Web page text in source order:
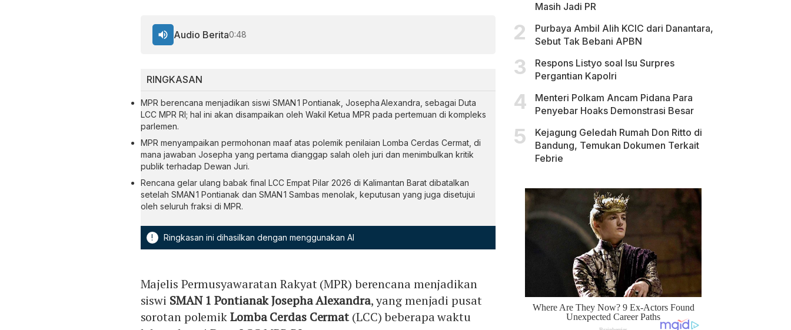
RINGKASAN
MPR berencana menjadikan siswi SMAN 1 Pontianak, Josepha Alexandra, sebagai Duta
LCC MPR RI; hal ini akan disampaikan oleh Wakil Ketua MPR pada pertemuan di kompleks
parlemen.
MPR menyampaikan permohonan maaf atas polemik penilaian Lomba Cerdas Cermat, di
mana jawaban Josepha yang pertama dianggap salah oleh juri dan menimbulkan kritik
publik terhadap Dewan Juri.
Rencana gelar ulang babak final LCC Empat Pilar 2026 di Kalimantan Barat dibatalkan
setelah SMAN 1 Pontianak dan SMAN 1 Sambas menolak, keputusan yang juga disetujui
oleh seluruh fraksi di MPR.
! Ringkasan ini dihasilkan dengan menggunakan AI
Audio Berita0:48
Majelis Permusyawaratan Rakyat (MPR) berencana menjadikan
siswi SMAN 1 PontianakJosepha Alexandra, yang menjadi pusat
sorotan polemikLomba Cerdas Cermat(LCC) beberapa waktu
Masih Jadi PR
Purbaya Ambil Alih KCIC dari Danantara,
Sebut Tak Bebani APBN
Respons Listyo soal Isu Surpres
Pergantian Kapolri
Menteri Polkam Ancam Pidana Para
Penyebar Hoaks Demonstrasi Besar
Kejagung Geledah Rumah Don Ritto di
Bandung, Temukan Dokumen Terkait
Febrie